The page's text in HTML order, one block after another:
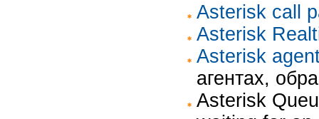
Asterisk call
Asterisk
Asterisk
агентах,
Asterisk